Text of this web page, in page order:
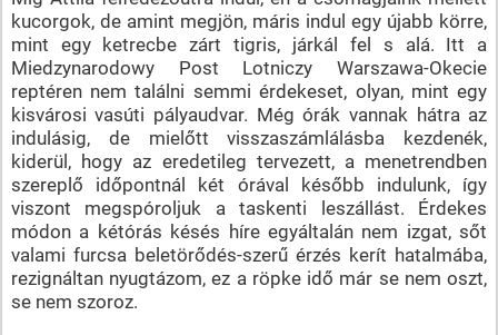
kucorgok, de amint megjön, máris indul egy újabb körre,
mint egy ketrecbe zárt tigris, járkál fel s alá. Itt a
Miedzynarodowy Post Lotniczy Warszawa-Okecie
reptéren nem találni semmi érdekeset, olyan, mint egy
kisvárosi vasúti pályaudvar. Még órák vannak hátra az
indulásig, de mielőtt visszaszámlálásba kezdenék,
kiderül, hogy az eredetileg tervezett, a menetrendben
szereplő időpontnál két órával később indulunk, így
viszont megspóroljuk a taskenti leszállást. Érdekes
módon a kétórás késés híre egyáltalán nem izgat, sőt
valami furcsa beletörődés-szerű érzés kerít hatalmába,
rezignáltan nyugtázom, ez a röpke idő már se nem oszt,
se nem szoroz.